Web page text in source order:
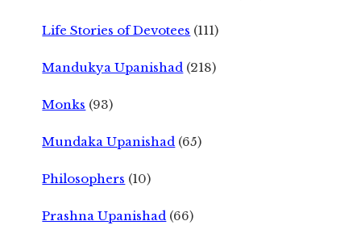
Life Stories of Devotees (111)
Mandukya Upanishad (218)
Monks (93)
Mundaka Upanishad (65)
Philosophers (10)
Prashna Upanishad (66)